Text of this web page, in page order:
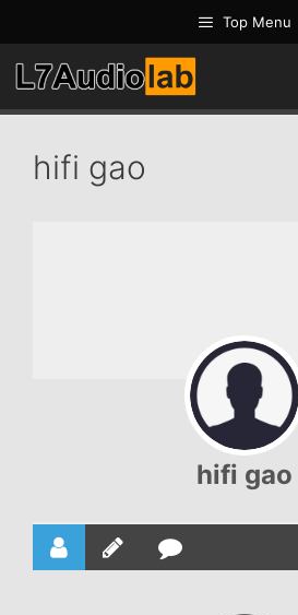
至
内
容
Top Menu
hifi gao
hifi gao